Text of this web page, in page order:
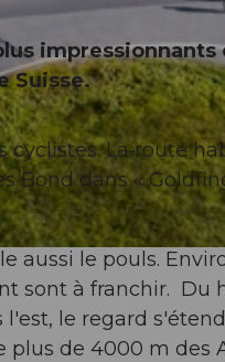
Suisse.
La route
Bond dans «
aussi le pouls.
sont à franchir. Du
le regard
plus de 4000 m des